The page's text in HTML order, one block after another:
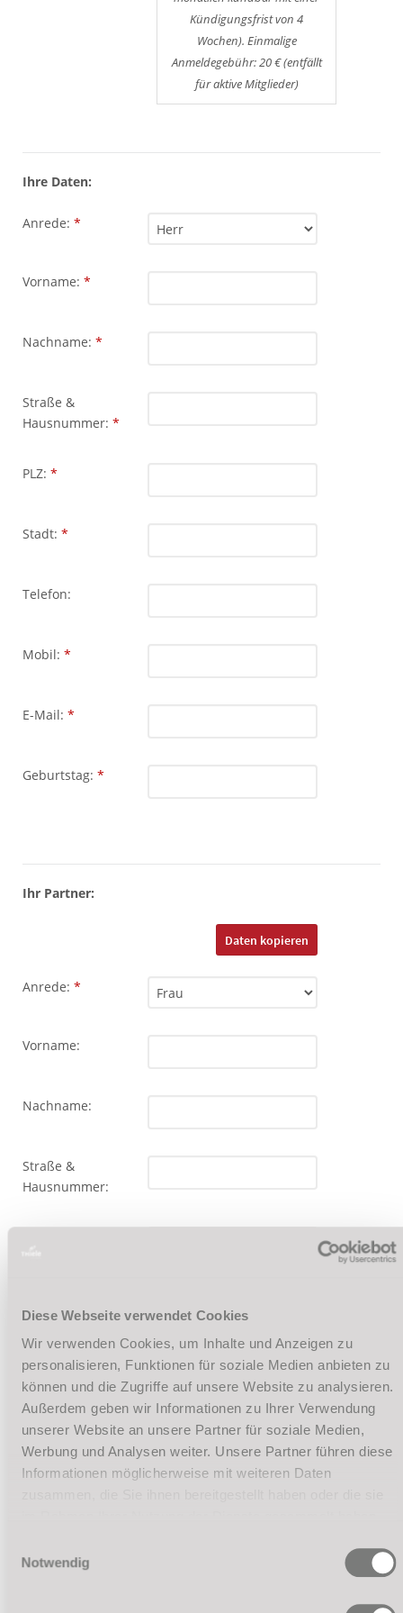
Diese Webseite verwendet Cookies
Wir verwenden Cookies, um Inhalte und Anzeigen zu
personalisieren, Funktionen für soziale Medien anbieten zu
können und die Zugriffe auf unsere Website zu analysieren.
Außerdem geben wir Informationen zu Ihrer Verwendung
unserer Website an unsere Partner für soziale Medien,
Werbung und Analysen weiter. Unsere Partner führen diese
Informationen möglicherweise mit weiteren Daten
Notwendig